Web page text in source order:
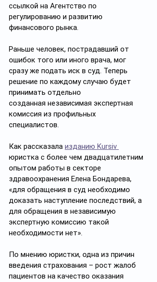
ссылкой на Агентство по
регулированию и развитию
финансового рынка.
Раньше человек, пострадавший от
ошибок того или иного врача, мог
сразу же подать иск в суд. Теперь
решение по каждому случаю будет
принимать отдельно
созданная независимая экспертная
комиссия из профильных
специалистов.
Как рассказала изданию Kursiv
юристка с более чем двадцатилетним
опытом работы в секторе
здравоохранения Елена Бондарева,
«для обращения в суд необходимо
доказать наступление последствий, а
для обращения в независимую
экспертную комиссию такой
необходимости нет».
По мнению юристки, одна из причин
введения страхования – рост жалоб
пациентов на качество оказания